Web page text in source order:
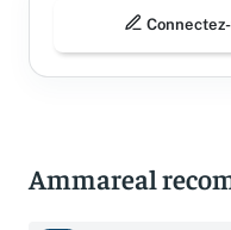
Ammareal